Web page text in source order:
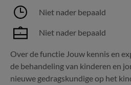
Niet nader bepaald
Niet nader bepaald
Over de functie Jouw kennis en
de behandeling van kinderen en
nieuwe gedragskundige op het